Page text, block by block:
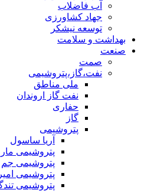
آب فاضلاب
جهاد کشاورزی
توسعه نیشکر
بهداشت و سلامت
صنعت
صمت
نفت،گاز،پتروشیمی
ملی مناطق
نفت گاز اروندان
حفاری
گاز
پتروشیمی
آریا ساسول
پتروشیمی
پتروشیمی جم
پتروشیمی
پتروشیمی